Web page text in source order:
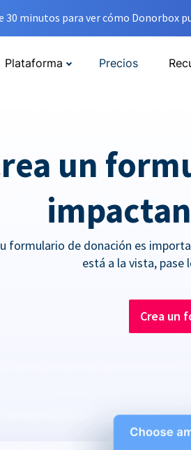
30 minutos para ver cómo Donorbox
Plataforma Precios
un
formulario de donación es
está a la vista, pase
Crea un